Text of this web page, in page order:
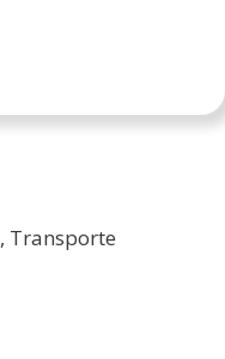
Transporte